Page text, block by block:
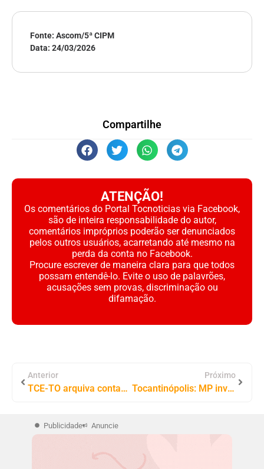
Fonte: Ascom/5ª CIPM
Data: 24/03/2026
Compartilhe
ATENÇÃO!
Os comentários do Portal Tocnoticias via Facebook,
são de inteira responsabilidade do autor,
comentários impróprios poderão ser denunciados
pelos outros usuários, acarretando até mesmo na
perda da conta no Facebook.
Procure escrever de maneira clara para que todos
possam entendê-lo. Evite o uso de palavrões,
acusações sem provas, discriminação ou
difamação.
Anterior
TCE-TO arquiva contas 2024 da Câmara de São Bento do Tocantins no último ano da gestão “Adersim do Povo”
Próximo
Tocantinópolis: MP investiga possível prejuízo de R$ 141 mil aos cofres da Prefeitura em caso envolvendo acordo judicial
Publicidade Anuncie